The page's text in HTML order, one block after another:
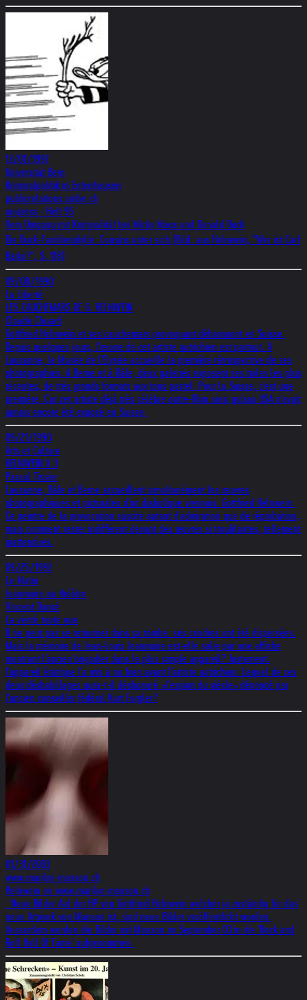
12/01/1997
Universität Bern
Kriminalpolitik in Entenhausen
publicrelations.unibe.ch
unipress - Heft 95
Vom Umgang mit Kriminalität bei Micky Maus und Donald Duck
Die Duck-Familienidylle: Cousins unter sich (Bild: aus Helnwein, "Wer ist Carl
Barks?", S. 118)
09/08/1990
La Liberté
LES CAUCHEMARS DE G. HELNWEIN
Claude Chuard
Gottfried Helnwein et ses cauchemars provoquant débarquent en Suisse.
Depuis quelques jours, l'œuvre de cet artiste autrichien est partout. A
Lausanne, le Musée de l'Elysée accueille la première rétrospective de ses
photographies. A Berne et à Bâle, deux galeries exposent ses toiles les plus
récentes, de très grands formats aux tons pastel. Pour la Suisse, c'est une
première. Car cet artiste déjà très célèbre outre-Rhin ainsi qu'aux USA n'avait
jamais encore été exposé en Suisse.
09/21/1990
Arts et Culture
HELNWEIN X 3
Pascal Tissier
Lausanne, Bâle et Berne accueillent simultanément les œuvres
photographiques et picturales d'un diabolique viennois: Gottfried Helnwein.
Ce peintre de la provocation suscite autant d'admiration que de réprobation,
mais comment rester indifférent devant des œuvres si troublantes, tellement
inattendues.
09/25/1992
Le Matin
Jeanmaire au théâtre
Vincent Donzé
La vérité toute nue
Il ne peut pas se retourner dans sa tombe: ses cendres ont été dispersées.
Mais la mémoire de Jean-Louis Jeanmaire est-elle salie par une affiche
montrant l'ancien brigadier dans le plus simple appareil? Justement:
l'appareil étatique l'a mis à nu bien avant l'artiste autrichien. Lequel de ces
deux déshabillages aura-t-il déshonoré «l'espion du siècle» dénoncé par
l'ancien conseiller fédéral Kurt Furgler?
01/31/2003
www.marilyn-manson.ch
Helnwein on www.marilyn-manson.ch
Neue Bilder Auf der HP von Gottfried Helnwein welcher ja zuständig für das
neue Artwork von Manson ist, sind neue Bilder veröffentlicht worden.
Ausserdem werden die Bilder mit Manson im September 03 in die 'Rock and
Roll Hall Of Fame' aufgenommen.